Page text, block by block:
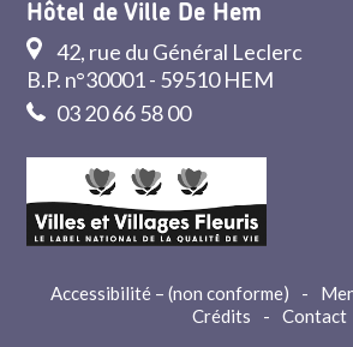
Hôtel de Ville De Hem
42, rue du Général Leclerc
B.P. n°30001 - 59510 HEM
03 20 66 58 00
Accessibilité – (non conforme) -
Crédits
- Contact